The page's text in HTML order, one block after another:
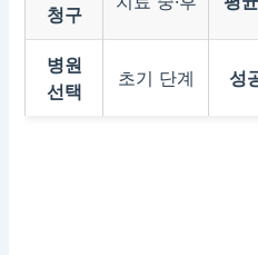
청구
병원
선택
초기 단계 성